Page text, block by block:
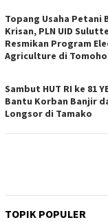
Topang Usaha Petani
Krisan, PLN UID
Resmikan Program
Agriculture di
Sambut HUT RI ke 81
Bantu Korban Banjir
Longsor di Tamako
TOPIK POPULER